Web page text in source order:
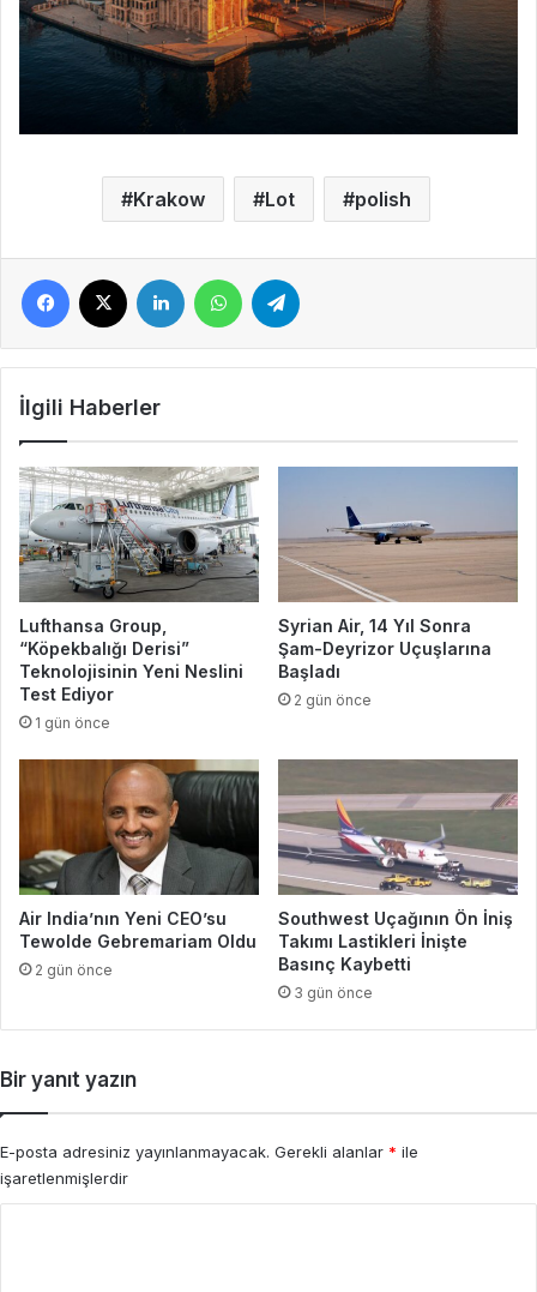
Krakow Lot polish
Facebook LinkedIn WhatsApp
İlgili Haberler
Lufthansa Group,
“Köpekbalığı Derisi”
Teknolojisinin Yeni Neslini
Test Ediyor
1 gün önce
Syrian Air, 14 Yıl Sonra
Şam-Deyrizor Uçuşlarına
Başladı
2 gün önce
Air India’nın Yeni CEO’su
Tewolde Gebremariam Oldu
2 gün önce
Southwest Uçağının Ön İniş
Takımı Lastikleri İnişte
Basınç Kaybetti
3 gün önce
Bir yanıt yazın
E-posta adresiniz yayınlanmayacak. Gerekli alanlar * ile
işaretlenmişlerdir